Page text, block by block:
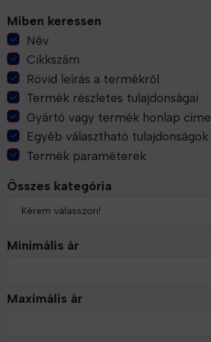
Miben keressen
Név
Cikkszám
Rövid leírás a termékről
Termék részletes tulajdonságai
Gyártó vagy termék honlap címe
Egyéb választható tulajdonságok
Termék paraméterek
Összes kategória
Minimális ár
Maximális ár